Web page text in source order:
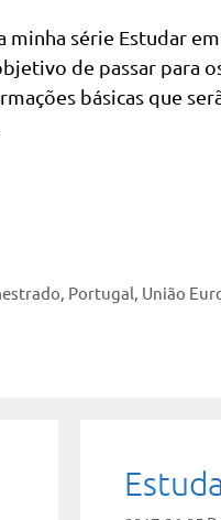
minha série Estudar
de passar para
básicas que
Portugal União